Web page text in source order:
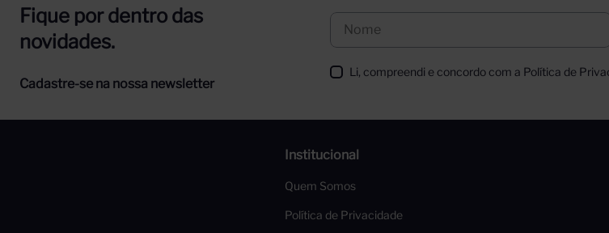
Fique por dentro das
novidades.
Cadastre-se na nossa newsletter
Li, compreendi e concordo com a Política de
Institucional
Quem Somos
Política de Privacidade